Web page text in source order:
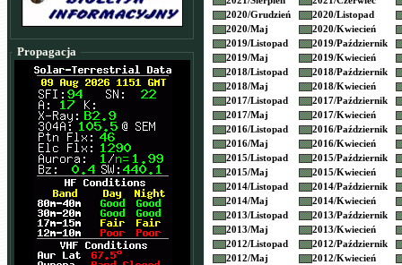
Propagacja
2020/Grudzień 2020/Listopad
2020/Maj 2020/Kwiecień
2019/Listopad 2019/Październik
2019/Maj 2019/Kwiecień
2018/Listopad 2018/Październik
2018/Maj 2018/Kwiecień
2017/Listopad 2017/Październik
2017/Maj 2017/Kwiecień
2016/Listopad 2016/Październik
2016/Maj 2016/Kwiecień
2015/Listopad 2015/Październik
2015/Maj 2015/Kwiecień
2014/Listopad 2014/Październik
2014/Maj 2014/Kwiecień
2013/Listopad 2013/Październik
2013/Maj 2013/Kwiecień
2012/Listopad 2012/Październik
2012/Maj 2012/Kwiecień